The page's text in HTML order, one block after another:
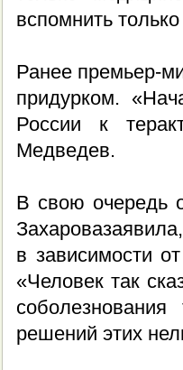
вспомнить
Ранее премьер-
придурком.
России к
Медведев.
В свою очередь
в зависимости
«Человек так
решений этих